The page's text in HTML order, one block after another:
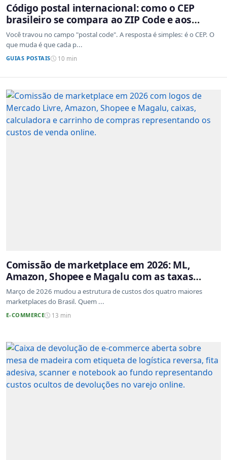
Código postal internacional: como o CEP
brasileiro se compara ao ZIP Code e aos
sistemas de outros países
Você travou no campo "postal code". A resposta é simples: é o CEP. O
que muda é que cada p...
GUIAS POSTAIS 10 min
Comissão de marketplace em 2026: ML,
Amazon, Shopee e Magalu com as taxas
atualizadas
Março de 2026 mudou a estrutura de custos dos quatro maiores
marketplaces do Brasil. Quem ...
E-COMMERCE 13 min